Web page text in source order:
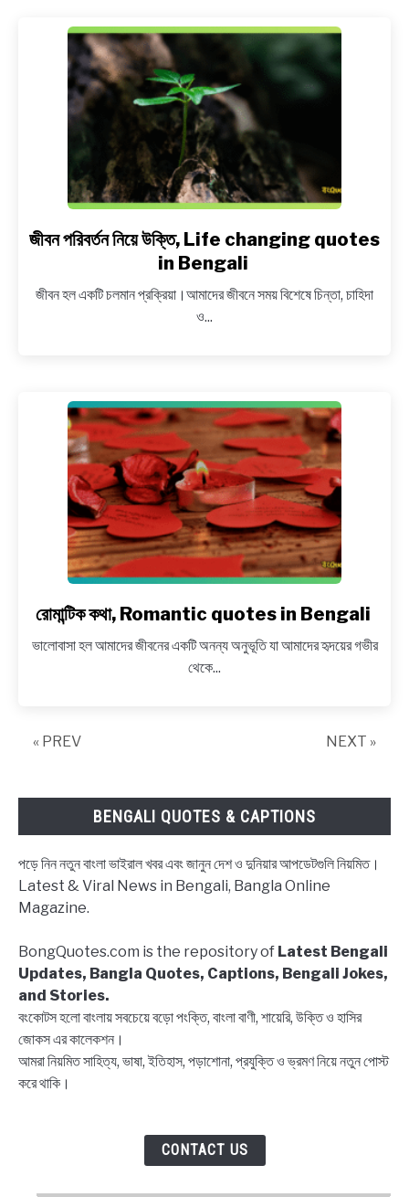
about
in
Bengali
link
to
পরিবর্তন
নিয়ে
quotes
Bengali
জীবন পরিবর্তন নিয়ে উক্তি, Life changing quotes
in Bengali
জীবন হল একটি চলমান প্রক্রিয়া।আমাদের জীবনে সময় বিশেষে চিন্তা, চাহিদা
ও...
link
রোমান্টিক
কথা,
রোমান্টিক কথা, Romantic quotes in Bengali
ভালোবাসা হল আমাদের জীবনের একটি অনন্য অনুভূতি যা আমাদের হৃদয়ের গভীর
থেকে...
« PREV NEXT »
BENGALI QUOTES & CAPTIONS
পড়ে নিন নতুন বাংলা ভাইরাল খবর এবং জানুন দেশ ও দুনিয়ার আপডেটগুলি নিয়মিত।
Latest & Viral News in Bengali, Bangla Online
Magazine.
BongQuotes.com is the repository of Latest Bengali
Updates, Bangla Quotes, Captions, Bengali Jokes,
and Stories.
বংকোটস হলো বাংলায় সবচেয়ে বড়ো পংক্তি, বাংলা বাণী, শায়েরি, উক্তি ও হাসির
জোকস এর কালেকশন।
আমরা নিয়মিত সাহিত্য, ভাষা, ইতিহাস, পড়াশোনা, প্রযুক্তি ও ভ্রমণ নিয়ে নতুন পোস্ট
করে থাকি।
CONTACT US